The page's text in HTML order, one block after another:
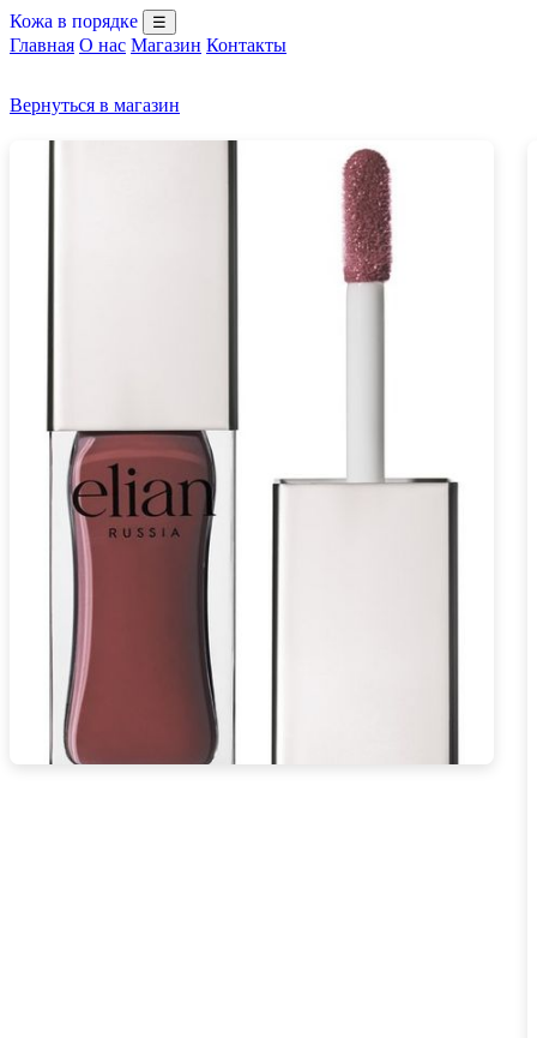
Кожа в порядке ☰
Главная О нас Магазин Контакты
Вернуться в магазин